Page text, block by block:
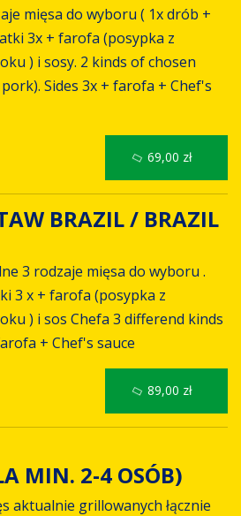
mięsa do wyboru ( 1x drób +
3x + farofa (posypka z
) i sosy. 2 kinds of chosen
Sides 3x + farofa + Chef's
BRAZIL / BRAZIL
3 rodzaje mięsa do wyboru .
3 x + farofa (posypka z
) i sos Chefa 3 differend kinds
+ Chef's sauce
MIN. 2-4 OSÓB)
aktualnie grillowanych łącznie